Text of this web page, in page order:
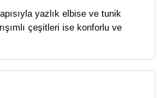
yazlık elbise ve tunik
çeşitleri ise konforlu ve